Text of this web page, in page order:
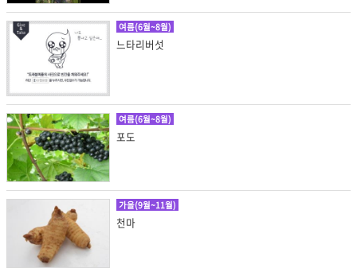
여름(6월~8월)
느타리버섯
여름(6월~8월)
포도
가을(9월~11월)
천마